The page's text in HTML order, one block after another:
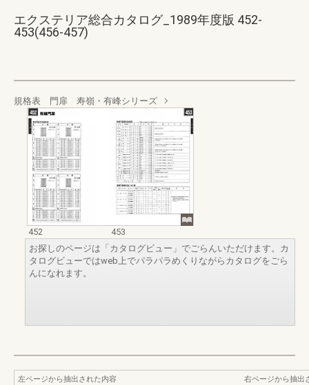
エクステリア総合カタログ_1989年度版 452-
453(456-457)
規格表 門扉 寿嶺・有峰シリーズ
452
453
お探しのページは「カタログビュー」でごらんいただけます。カ
タログビューではweb上でパラパラめくりながらカタログをごら
んになれます。
左ページから抽出された内容
右ページから抽出